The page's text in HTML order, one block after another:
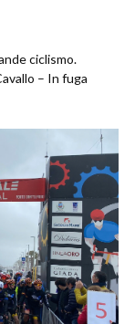
ciclismo.
– In fuga